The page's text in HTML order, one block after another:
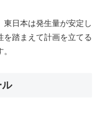
東日本は発生量が安定し
を踏まえて計画を立てる
ル